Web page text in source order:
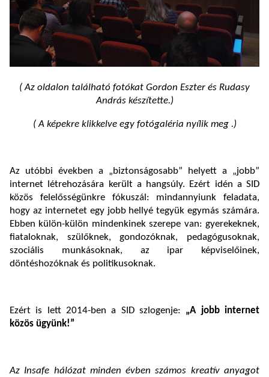
( Az oldalon található fotókat Gordon Eszter és Rudasy
András készítette.)
( A képekre klikkelve egy fotógaléria nyílik meg .)
Az utóbbi években a „biztonságosabb” helyett a „jobb”
internet létrehozására került a hangsúly. Ezért idén a SID
közös felelősségünkre fókuszál: mindannyiunk feladata,
hogy az internetet egy jobb hellyé tegyük egymás számára.
Ebben külön-külön mindenkinek szerepe van: gyerekeknek,
fiataloknak, szülőknek, gondozóknak, pedagógusoknak,
szociális munkásoknak, az ipar képviselőinek,
döntéshozóknak és politikusoknak.
Ezért is lett 2014-ben a SID szlogenje: „A jobb internet
közös ügyünk!”
Az Insafe hálózat minden évben számos kreatív anyagot